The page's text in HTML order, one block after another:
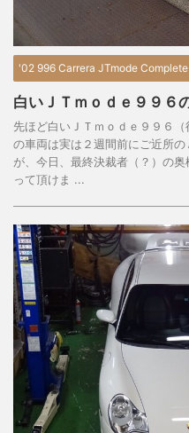
'02 996 Carrera JTmode Complete
白いＪＴｍｏｄｅ９９６
先ほど白いＪＴｍｏｄｅ９９６
の車両は実は２週間前にご近所
が、今日、最終決裁者（？）の
って頂けま ...